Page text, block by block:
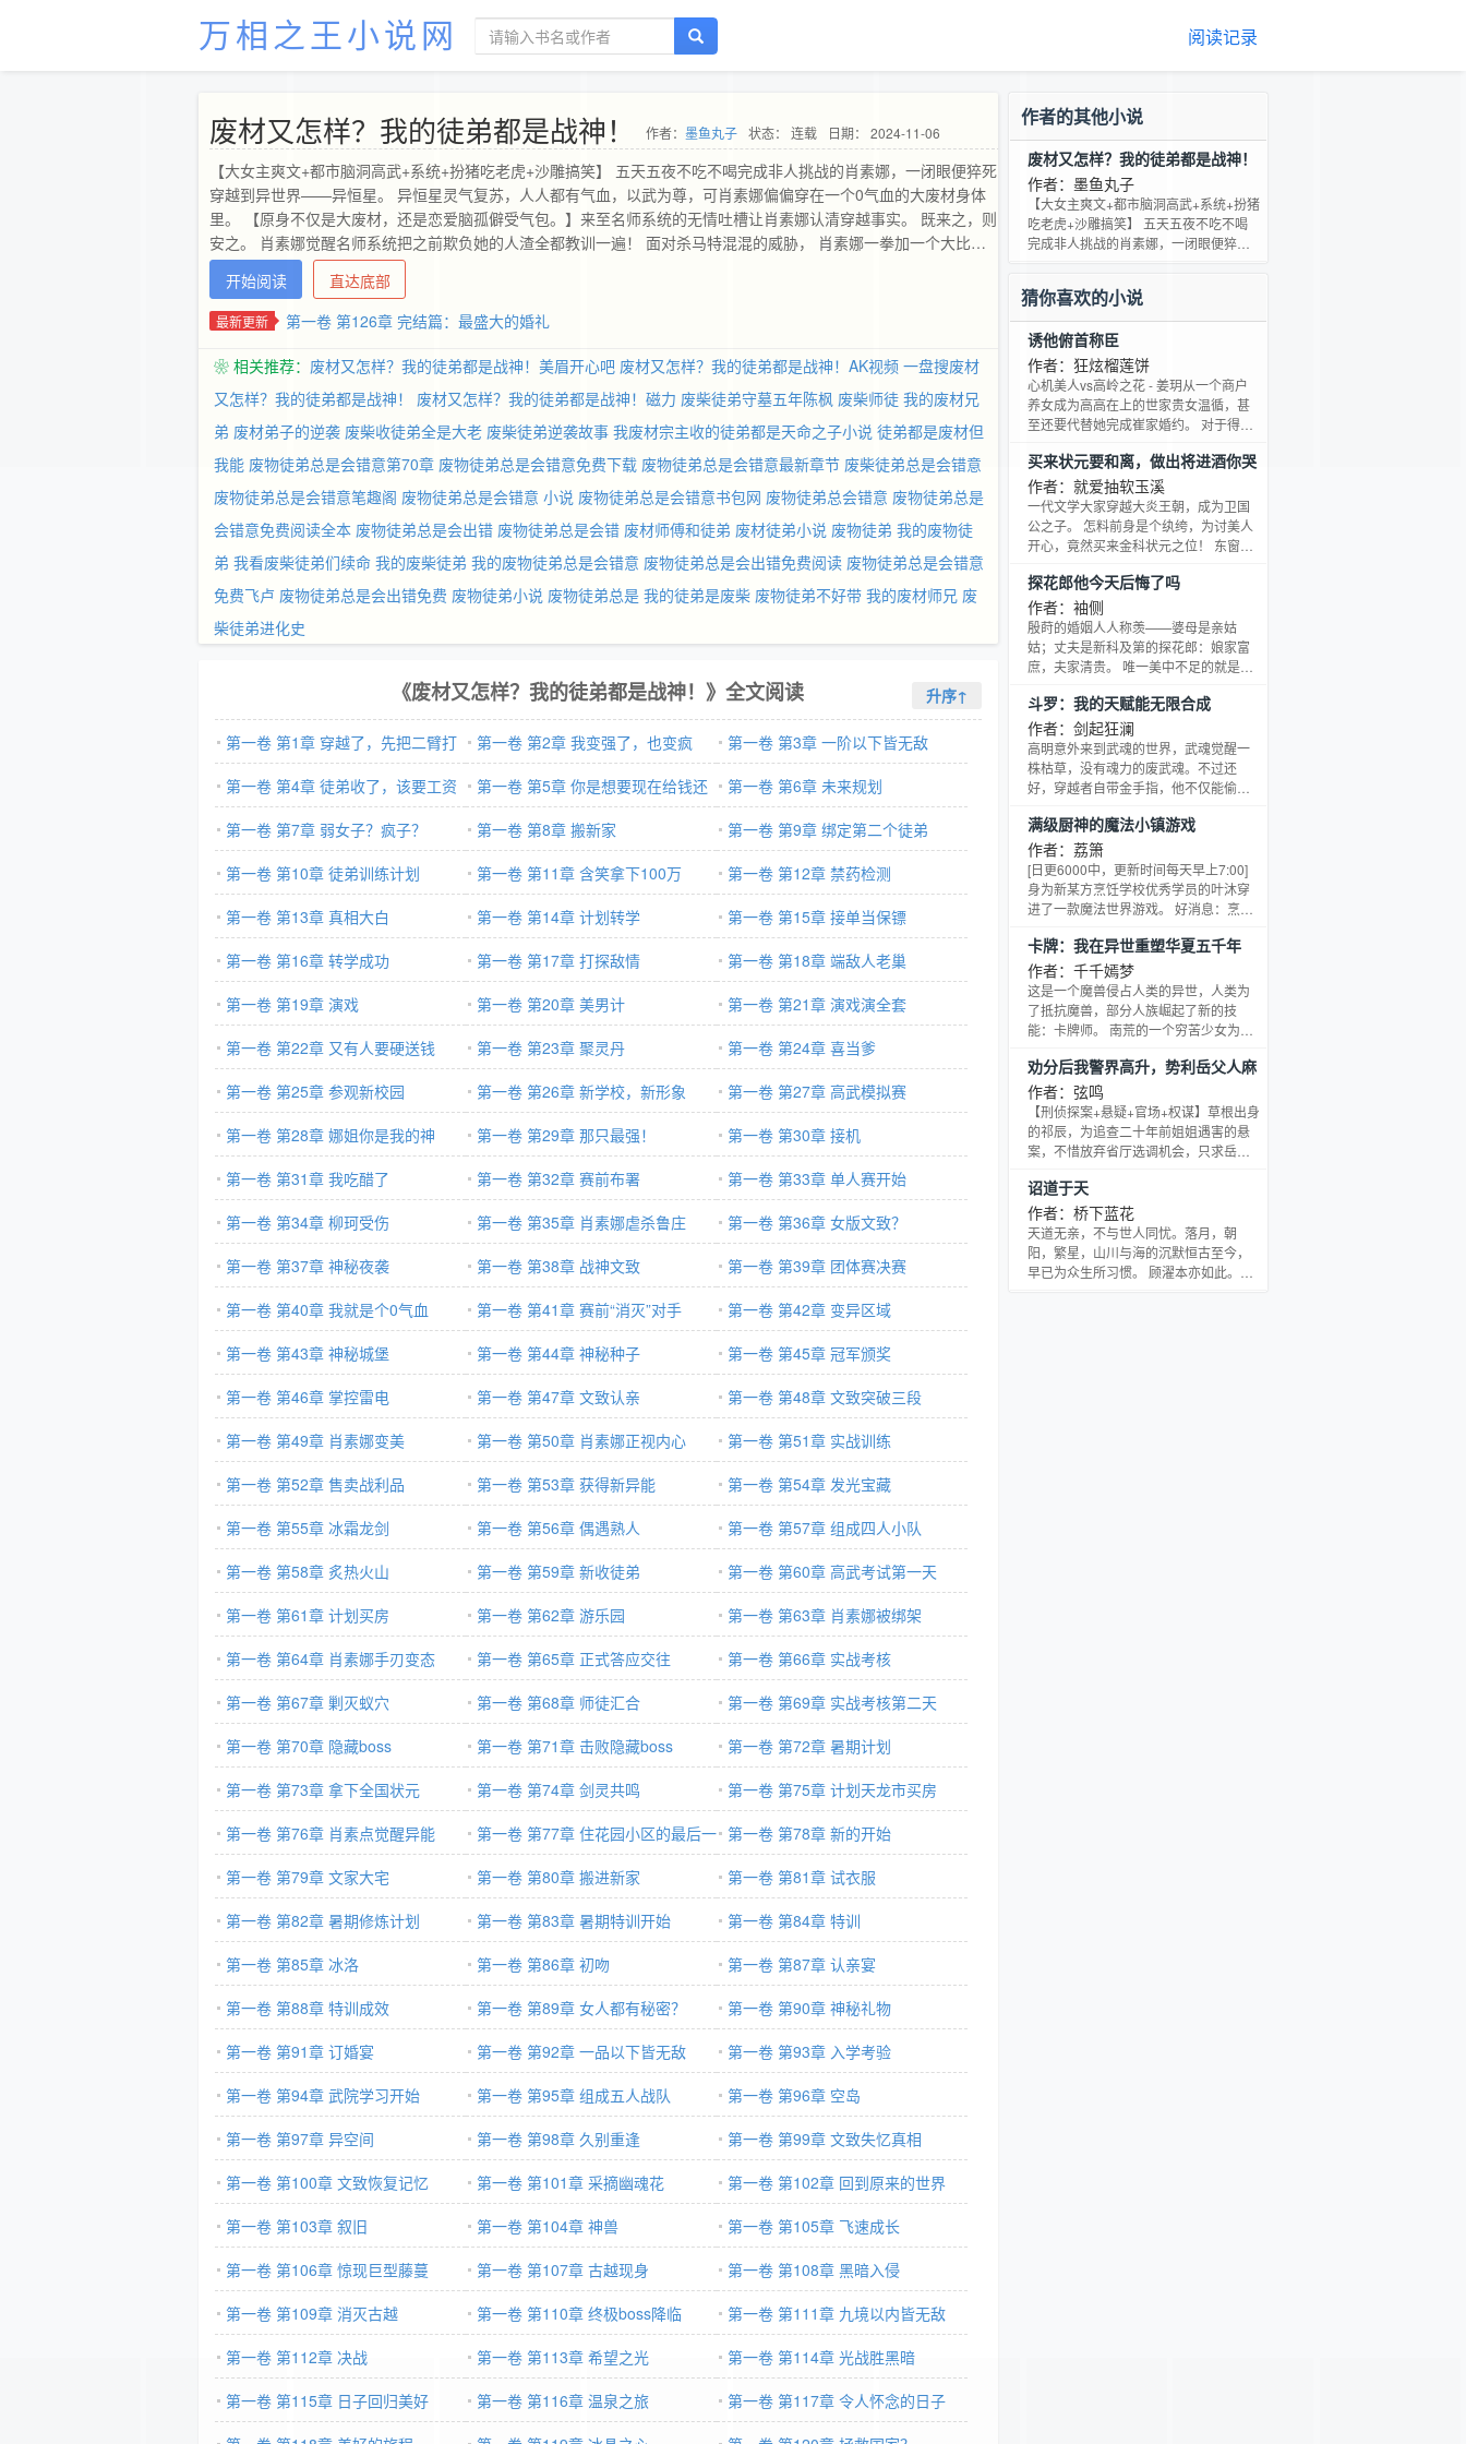
万相之王小说网 阅读记录
废材又怎样？我的徒弟都是战神！ 作者： 墨鱼丸子 状态： 连载 日期： 2024-11-06
【大女主爽文+都市脑洞高武+系统+扮猪吃老虎+沙雕搞笑】 五天五夜不吃不喝完成非人挑战的肖素娜，一闭眼便猝死
穿越到异世界——异恒星。 异恒星灵气复苏，人人都有气血，以武为尊，可肖素娜偏偏穿在一个0气血的大废材身体
里。 【原身不仅是大废材，还是恋爱脑孤僻受气包。】来至名师系统的无情吐槽让肖素娜认清穿越事实。 既来之，则
安之。 肖素娜觉醒名师系统把之前欺负她的人渣全都教训一遍！ 面对杀马特混混的威胁， 肖素娜一拳加一个大比兜
直接拿下！ 面对女校霸和混混手下的围攻， 肖素娜一记托马斯回旋干翻所有人！ 面对曾经跪舔男神苏子沐的PUA，
肖素娜直接一顿连环比兜招呼，打得校草变猪头！ 面对曾经压榨她的无良老板们， 肖素娜一个个揍过去，拥有至理名
言：你是想要现在给钱还是被打后给钱？ 一个个人渣纷纷跪地求饶，秒速打款，生怕钱给慢了，继续被打。 收到钱，
系统启动，绑定绝世美男为徒。 在朝夕相处中，徒弟打起了师父的主意。
开始阅读 直达底部
最新更新 第一卷 第126章 完结篇：最盛大的婚礼
❀ 相关推荐： 废材又怎样？我的徒弟都是战神！美眉开心吧 废材又怎样？我的徒弟都是战神！AK视频 一盘搜废材
又怎样？我的徒弟都是战神！
废材又怎样？我的徒弟都是战神！磁力 废柴徒弟守墓五年陈枫 废柴师徒 我的废材兄
弟 废材弟子的逆袭 废柴收徒弟全是大老 废柴徒弟逆袭故事 我废材宗主收的徒弟都是天命之子小说 徒弟都是废材但
我能 废物徒弟总是会错意第70章 废物徒弟总是会错意免费下载 废物徒弟总是会错意最新章节 废柴徒弟总是会错意
废物徒弟总是会错意笔趣阁 废物徒弟总是会错意 小说 废物徒弟总是会错意书包网 废物徒弟总会错意 废物徒弟总是
会错意免费阅读全本 废物徒弟总是会出错 废物徒弟总是会错 废材师傅和徒弟 废材徒弟小说 废物徒弟 我的废物徒
弟 我看废柴徒弟们续命 我的废柴徒弟 我的废物徒弟总是会错意 废物徒弟总是会出错免费阅读 废物徒弟总是会错意
免费飞卢 废物徒弟总是会出错免费 废物徒弟小说 废物徒弟总是 我的徒弟是废柴 废物徒弟不好带 我的废材师兄 废
柴徒弟进化史
《废材又怎样？我的徒弟都是战神！》全文阅读 升序↑
第一卷 第1章 穿越了，先把二臂打
一遍！
第一卷 第2章 我变强了，也变疯
了！
第一卷 第3章 一阶以下皆无敌
第一卷 第4章 徒弟收了，该要工资
了
第一卷 第5章 你是想要现在给钱还
是被打后给钱？
第一卷 第6章 未来规划
第一卷 第7章 弱女子？疯子？
第一卷 第8章 搬新家
第一卷 第9章 绑定第二个徒弟
第一卷 第10章 徒弟训练计划
第一卷 第11章 含笑拿下100万
第一卷 第12章 禁药检测
第一卷 第13章 真相大白
第一卷 第14章 计划转学
第一卷 第15章 接单当保镖
第一卷 第16章 转学成功
第一卷 第17章 打探敌情
第一卷 第18章 端敌人老巢
第一卷 第19章 演戏
第一卷 第20章 美男计
第一卷 第21章 演戏演全套
第一卷 第22章 又有人要硬送钱
第一卷 第23章 聚灵丹
第一卷 第24章 喜当爹
第一卷 第25章 参观新校园
第一卷 第26章 新学校，新形象
第一卷 第27章 高武模拟赛
第一卷 第28章 娜姐你是我的神
第一卷 第29章 那只最强！
第一卷 第30章 接机
第一卷 第31章 我吃醋了
第一卷 第32章 赛前布署
第一卷 第33章 单人赛开始
第一卷 第34章 柳珂受伤
第一卷 第35章 肖素娜虐杀鲁庄
第一卷 第36章 女版文致？
第一卷 第37章 神秘夜袭
第一卷 第38章 战神文致
第一卷 第39章 团体赛决赛
第一卷 第40章 我就是个0气血
第一卷 第41章 赛前“消灭”对手
第一卷 第42章 变异区域
第一卷 第43章 神秘城堡
第一卷 第44章 神秘种子
第一卷 第45章 冠军颁奖
第一卷 第46章 掌控雷电
第一卷 第47章 文致认亲
第一卷 第48章 文致突破三段
第一卷 第49章 肖素娜变美
第一卷 第50章 肖素娜正视内心
第一卷 第51章 实战训练
第一卷 第52章 售卖战利品
第一卷 第53章 获得新异能
第一卷 第54章 发光宝藏
第一卷 第55章 冰霜龙剑
第一卷 第56章 偶遇熟人
第一卷 第57章 组成四人小队
第一卷 第58章 炙热火山
第一卷 第59章 新收徒弟
第一卷 第60章 高武考试第一天
第一卷 第61章 计划买房
第一卷 第62章 游乐园
第一卷 第63章 肖素娜被绑架
第一卷 第64章 肖素娜手刃变态
第一卷 第65章 正式答应交往
第一卷 第66章 实战考核
第一卷 第67章 剿灭蚁穴
第一卷 第68章 师徒汇合
第一卷 第69章 实战考核第二天
第一卷 第70章 隐藏boss
第一卷 第71章 击败隐藏boss
第一卷 第72章 暑期计划
第一卷 第73章 拿下全国状元
第一卷 第74章 剑灵共鸣
第一卷 第75章 计划天龙市买房
第一卷 第76章 肖素点觉醒异能
第一卷 第77章 住花园小区的最后一
晚
第一卷 第78章 新的开始
第一卷 第79章 文家大宅
第一卷 第80章 搬进新家
第一卷 第81章 试衣服
第一卷 第82章 暑期修炼计划
第一卷 第83章 暑期特训开始
第一卷 第84章 特训
第一卷 第85章 冰洛
第一卷 第86章 初吻
第一卷 第87章 认亲宴
第一卷 第88章 特训成效
第一卷 第89章 女人都有秘密？
第一卷 第90章 神秘礼物
第一卷 第91章 订婚宴
第一卷 第92章 一品以下皆无敌
第一卷 第93章 入学考验
第一卷 第94章 武院学习开始
第一卷 第95章 组成五人战队
第一卷 第96章 空岛
第一卷 第97章 异空间
第一卷 第98章 久别重逢
第一卷 第99章 文致失忆真相
第一卷 第100章 文致恢复记忆
第一卷 第101章 采摘幽魂花
第一卷 第102章 回到原来的世界
第一卷 第103章 叙旧
第一卷 第104章 神兽
第一卷 第105章 飞速成长
第一卷 第106章 惊现巨型藤蔓
第一卷 第107章 古越现身
第一卷 第108章 黑暗入侵
第一卷 第109章 消灭古越
第一卷 第110章 终极boss降临
第一卷 第111章 九境以内皆无敌
第一卷 第112章 决战
第一卷 第113章 希望之光
第一卷 第114章 光战胜黑暗
第一卷 第115章 日子回归美好
第一卷 第116章 温泉之旅
第一卷 第117章 令人怀念的日子
作者的其他小说
废材又怎样？我的徒弟都是战神！
作者：墨鱼丸子
【大女主爽文+都市脑洞高武+系统+扮猪
吃老虎+沙雕搞笑】 五天五夜不吃不喝
完成非人挑战的肖素娜，一闭眼便猝死
素娜偏偏穿在一个0气血的大废材身体
里。 【原身不仅是大废材，还是恋爱脑
孤僻受气包。】来至名师系统的无情吐
槽让肖素娜认清穿越事实。 既来之，则
安之。 肖素娜觉醒名师系统把之前欺负
她的人渣全都教训一遍！ 面对杀马特混
混的威胁，
猜你喜欢的小说
诱他俯首称臣
作者：狂炫榴莲饼
心机美人vs高岭之花 - 姜玥从一个商户
养女成为高高在上的世家贵女温循，甚
至还要代替她完成崔家婚约。 对于得来
翼翼在崔家讨好未来婆母，照顾未婚夫
婿。 心心念念的顺遂日子才过两年未婚
夫便要抛弃她这个孤女另娶高门。 - 郎
若负我心，我便舍郎去。 于是温循汲汲
营营为自己谋划了两条荣华路。 三皇子
手握兵权，乃是继承大统的最佳人选。
长公主
买来状元要和离，做出将进酒你哭
啥
作者：就爱抽软玉溪
一代文学大家穿越大炎王朝，成为卫国
公之子。 怎料前身是个纨绔，为讨美人
开心，竟然买来金科状元之位！ 东窗事
等待着卫国公府被满门抄斩。 吴铮不禁
嘴角上扬，换了别人可就是死路一条，
但他何曾怕过？ 面见圣上，文武百官众
目睽睽之下，吴铮一首将进酒震惊四
座，当朝帝师，文坛泰斗，甚至都不敢
了神。 炎武帝：“朕膝下无子，只要你认
朕为父，这皇位
探花郎他今天后悔了吗
作者：袖侧
殷莳的婚姻人人称羡——婆母是亲姑
姑；丈夫是新科及第的探花郎：娘家富
庶，夫家清贵。 唯一美中不足的就是探
当初准备订亲时，探花郎沈缇淡然地对
她说：“表姐，我已有心爱之人，我们的
婚事，我自去与母亲说，莫耽误表姐。”
殷莳大喜，拿出一百分的诚意，谆谆诱
导：“表弟，你若娶了旁人不怕正室磋磨
夫妻，只做姐弟、合作者、搭伙过日子
的伙伴，不正好！
斗罗：我的天赋能无限合成
作者：剑起狂澜
高明意外来到武魂的世界，武魂觉醒一
株枯草，没有魂力的废武魂。不过还
好，穿越者自带金手指，他不仅能偷取
备，还能随着身体的增强多出武魂位，
九叶剑草，至尊玲珑宝塔，邪神面具，
五爪紫金神龙等多个武魂，一朝势起，
惊艳了所有人。 武魂觉醒仪式上，看着
正处于觉醒状态的唐三，高明心中酸酸
天锤不过分吧？ 从此，大陆上少了一个
双武魂的天才，却是多出一
满级厨神的魔法小镇游戏
作者：荔箫
[日更6000中，更新时间每天早上7:00]
身为新某方烹饪学校优秀学员的叶沐穿
进了一款魔法世界游戏。 好消息：烹饪
坏消息：其余属性全部为0，战力一点没
有。 自感在这个世界活不长的叶沐消沉
地走进了附近的集市， 然后看到了粗糙
的煮肉片、煮野菜， 久负盛名的黑暗料
理“仰望星空派”在这里都算神级美食。
拯救世界的！ 后来，那些受人景
卡牌：我在异世重塑华夏五千年
作者：千千嫣梦
这是一个魔兽侵占人类的异世，人类为
了抵抗魔兽，部分人族崛起了新的技
能：卡牌师。 南荒的一个穷苦少女为了
触碰到了一颗奇石，奇石的能量爆发，
把她震死，随之，一个现代网瘾少女穿
越到她的身上。 世界被魔兽侵占，人类
面临灭亡。所有人的卡灵都是：豺、
狼、虎、豹、獅、熊……等。 唯有她，
那些神奇的传说……当华夏的传承在异
世呈现，会给这个世界带来
劝分后我警界高升，势利岳父人麻
了
作者：弦鸣
【刑侦探案+悬疑+官场+权谋】草根出身
的祁辰，为追查二十年前姐姐遇害的悬
案，不惜放弃省厅选调机会，只求岳父
尔，兄弟无情背叛，彻底断送祁辰的刑
警之路。绝望之际，天降贵人，惊人身
世逐渐曝光。 祁辰触底反弹，一路屡破
大案，步步高升，最终登上权力巅峰。
诏道于天
作者：桥下蓝花
天道无亲，不与世人同忧。落月，朝
阳，繁星，山川与海的沉默恒古至今，
早已为众生所习惯。 顾濯本亦如此。直